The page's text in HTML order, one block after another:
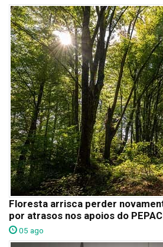
Floresta arrisca perder
por atrasos nos apoios do PEPAC
05 ago